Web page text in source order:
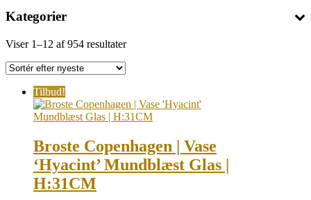
Kategorier
Viser 1–12 af 954 resultaterSorted
Tilbud!
Broste Copenhagen | Vase
‘Hyacint’ Mundblæst Glas |
H:31CM